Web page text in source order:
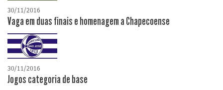
30/11/2016
Vaga em duas finais e homenagem a Chapecoense
30/11/2016
Jogos categoria de base